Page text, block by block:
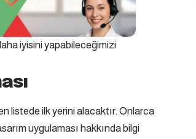
iyisini yapabileceğimizi
listede ilk yerini alacaktır. Onlarca
uygulaması hakkında bilgi